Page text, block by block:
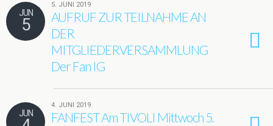
JUN
5
5. JUNI 2019
AUFRUF ZUR TEILNAHME AN
DER
MITGLIEDERVERSAMMLUNG
Der Fan IG
JUN
4. JUNI 2019
FANFEST Am TIVOLI Mittwoch 5.